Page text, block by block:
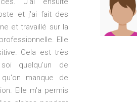
et j'ai fait des
et travaillé sur la
Elle
Cela est très
quelqu'un de
manque de
Elle m'a permis